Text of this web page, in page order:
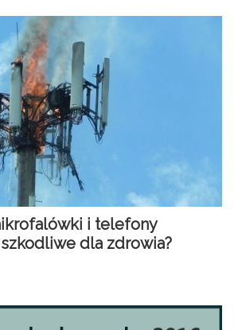
i telefony
dla zdrowia?